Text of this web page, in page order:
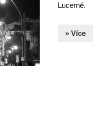
Lucerně.
» Více